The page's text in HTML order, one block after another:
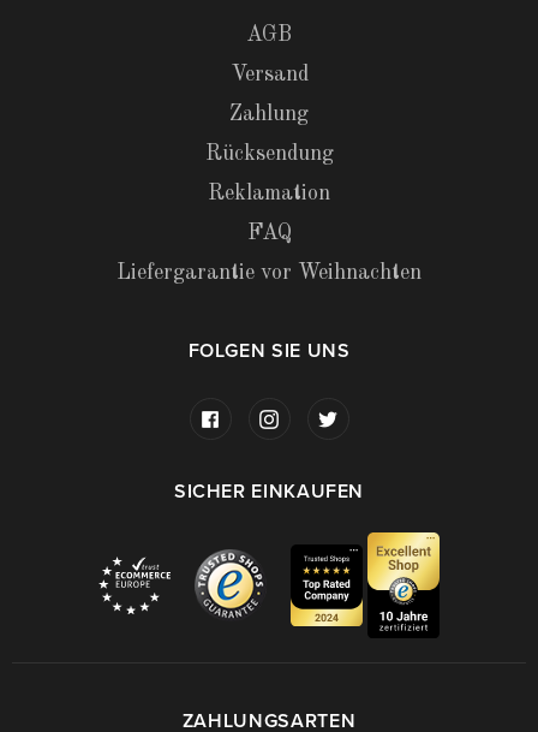
AGB
Versand
Zahlung
Rücksendung
Reklamation
FAQ
Liefergarantie vor Weihnachten
FOLGEN SIE UNS
SICHER EINKAUFEN
ZAHLUNGSARTEN